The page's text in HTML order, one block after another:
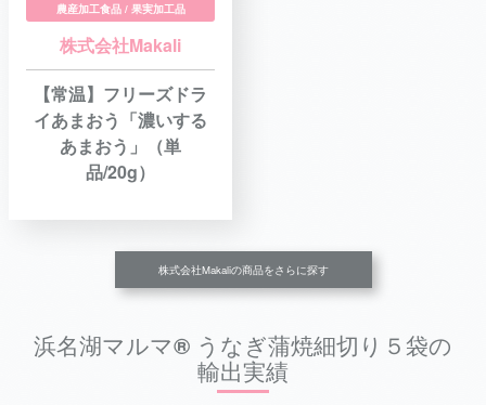
農産加工食品 / 果実加工品
株式会社Makali
【常温】フリーズドラ
イあまおう「濃いする
あまおう」（単
品/20g）
株式会社Makaliの商品をさらに探す
浜名湖マルマ® うなぎ蒲焼細切り５袋の
輸出実績